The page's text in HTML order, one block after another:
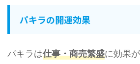
パキラの開運効果
パキラは仕事・商売繁盛に効果